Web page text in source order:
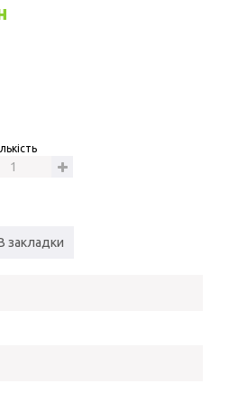
закладки